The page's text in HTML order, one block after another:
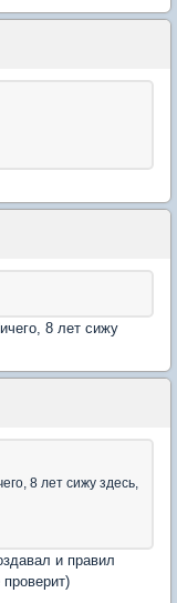
8 лет сижу
8 лет сижу здесь,
и правил